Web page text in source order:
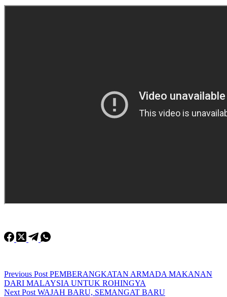
Previous Post PEMBERANGKATAN ARMADA MAKANAN
DARI MALAYSIA UNTUK ROHINGYA
Next Post WAJAH BARU, SEMANGAT BARU